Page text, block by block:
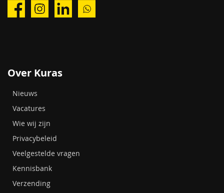
Over Kuras
Nieuws
Vacatures
Wie wij zijn
Privacybeleid
Veelgestelde vragen
Kennisbank
Verzending